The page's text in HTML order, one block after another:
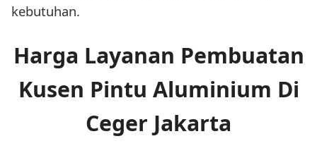
kebutuhan.
Harga Layanan Pembuatan
Kusen Pintu Aluminium Di
Ceger Jakarta